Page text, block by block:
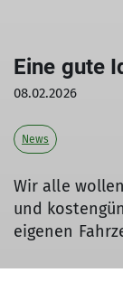
Eine gute
08.02.2026
News
Wir alle
und
eigenen